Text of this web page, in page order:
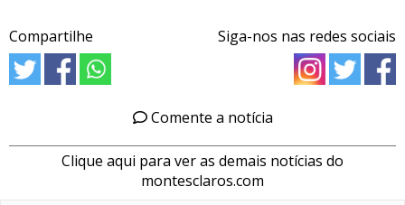
Compartilhe Siga-nos nas redes sociais
Comente a notícia
Clique aqui para ver as demais notícias do
montesclaros.com